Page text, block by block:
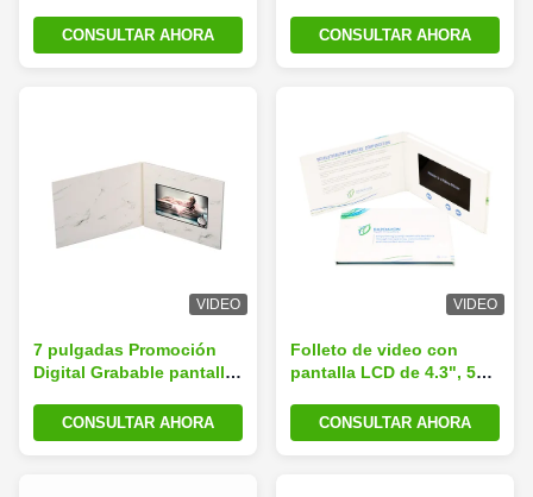
el embalaje
impresionante e
CONSULTAR AHORA
cajas de papel
CONSULTAR AHORA
VIDEO
7 pulgadas Promoción
Digital Grabable pantalla
de felicitación de
negocios folleto
CONSULTAR AHORA
VIDEO
Folleto de video con
pantalla LCD de 4.3", 5",
fotos y libro de
aniversario
CONSULTAR AHORA